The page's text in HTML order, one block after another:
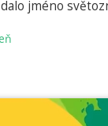
jméno